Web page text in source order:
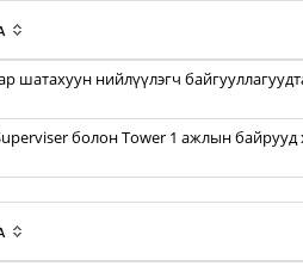
шатахуун нийлүүлэгч
болон Tower 1 ажлын байрууд